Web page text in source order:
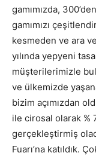
gamımızda,
gamımızı
kesmeden ve ara
yılında yepyeni
müşterilerimizle
ve ülkemizde
bizim açımızdan
ile cirosal olarak %
gerçekleştirmiş
Fuarı’na katıldık.